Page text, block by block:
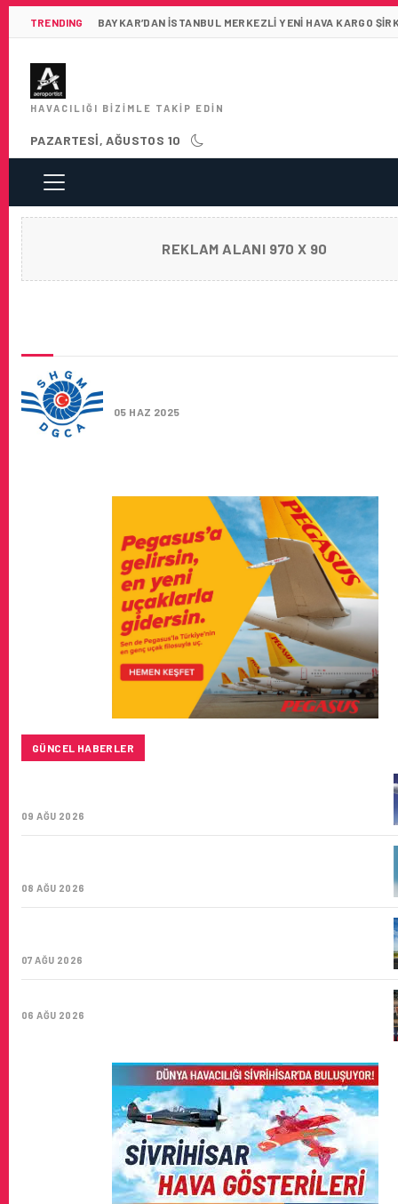
TRENDING BAYKAR’DAN İSTANBUL MERKEZLI YENI HAVA KARGO
HAVACILIĞI BIZIMLE TAKIP EDIN
PAZARTESI, AĞUSTOS 10
REKLAM ALANI 970 X 90
05 HAZ 2025
GÜNCEL HABERLER
09 AĞU 2026
08 AĞU 2026
07 AĞU 2026
06 AĞU 2026